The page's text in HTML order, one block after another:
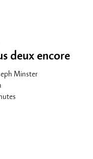
deux encore
Minster